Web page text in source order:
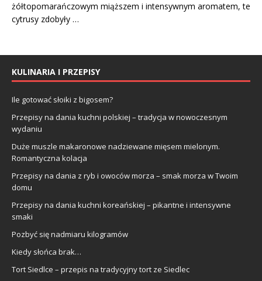
żółtopomarańczowym miąższem i intensywnym aromatem, te
cytrusy zdobyły …
KULINARIA I PRZEPISY
Ile gotować słoiki z bigosem?
Przepisy na dania kuchni polskiej – tradycja w nowoczesnym
wydaniu
Duże muszle makaronowe nadziewane mięsem mielonym.
Romantyczna kolacja
Przepisy na dania z ryb i owoców morza – smak morza w Twoim
domu
Przepisy na dania kuchni koreańskiej – pikantne i intensywne
smaki
Pozbyć się nadmiaru kilogramów
Kiedy słońca brak…
Tort Siedlce – przepis na tradycyjny tort ze Siedlec